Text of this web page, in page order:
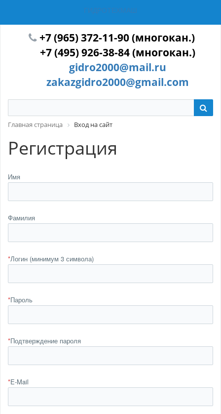
ГИДРОТЕХМАШ
+7 (965) 372-11-90 (многокан.)
+7 (495) 926-38-84 (многокан.)
gidro2000@mail.ru
zakazgidro2000@gmail.com
Главная страница Вход на сайт
Регистрация
Имя
Фамилия
*Логин (минимум 3 символа)
*Пароль
*Подтверждение пароля
*E-Mail